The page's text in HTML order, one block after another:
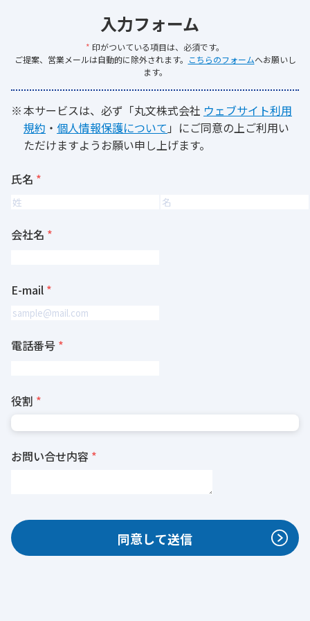
入力フォーム
* 印がついている項目は、必須です。
ご提案、営業メールは自動的に除外されます。 こちらのフォームへお願いし
ます。
本サービスは、必ず「丸文株式会社 ウェブサイト利用
規約 ・ 個人情報保護について 」にご同意の上ご利用い
ただけますようお願い申し上げます。
氏名
会社名
E-mail
電話番号
役割
お問い合せ内容